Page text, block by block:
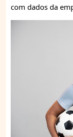
com dados da